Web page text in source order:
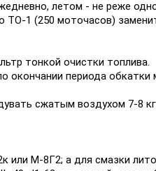
летом - не реже
ТО-1 (250 моточасов)
тонкой очистки топлива.
окончании периода
сжатым воздухом 7-8
М-8Г2; а для смазки